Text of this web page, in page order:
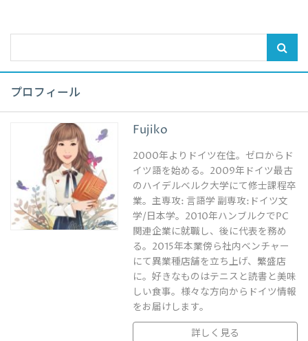
プロフィール
Fujiko
2000年よりドイツ在住。ゼロからド
イツ語を始める。2009年ドイツ最古
のハイデルベルク大学にて修士課程卒
業。主専攻: 言語学 副専攻:ドイツ文
学/日本学。2010年ハンブルクでPC
関連企業に就職し、後に代表を務め
る。2015年本業傍ら社内ベンチャー
にて異業種店舗を立ち上げ、繁盛店
に。好きなものはテニスと読書と美味
しい食事。様々な方向からドイツ情報
をお届けします。
詳しく見る